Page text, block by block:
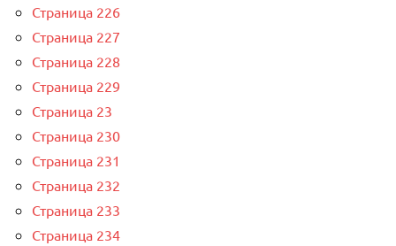
Страница 226
Страница 227
Страница 228
Страница 229
Страница 23
Страница 230
Страница 231
Страница 232
Страница 233
Страница 234